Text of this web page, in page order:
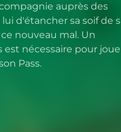
auprès des
d'étancher sa soif de
nouveau mal. Un
nécessaire pour
Pass.